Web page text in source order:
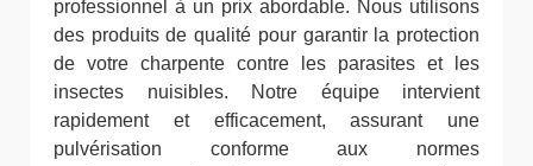
professionnel à un prix abordable. Nous utilisons
des produits de qualité pour garantir la protection
de votre charpente contre les parasites et les
insectes nuisibles. Notre équipe intervient
rapidement et efficacement, assurant une
pulvérisation conforme aux normes